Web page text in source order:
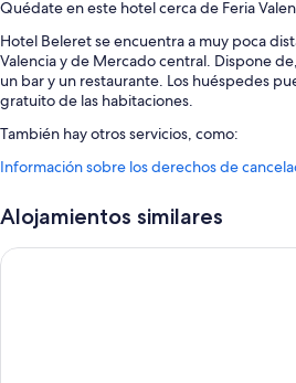
Quédate en este hotel cerca de Feria
Hotel Beleret se encuentra a muy poca
Valencia y de Mercado central. Dispone
un bar y un restaurante. Los huéspedes
gratuito de las habitaciones.
También hay otros servicios, como:
Desayuno completo (de pago), un
Una caja fuerte en recepción, servicio
Asistencia turística y para la compra
Información sobre los derechos de
Alojamientos similares
Hotel Port Feria Valencia